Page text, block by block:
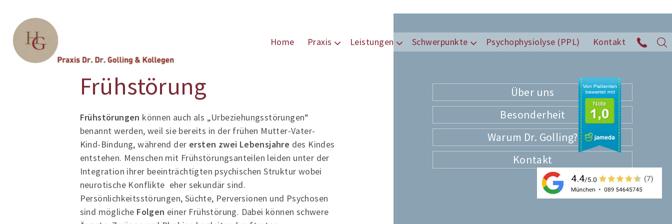
Home Praxis Leistungen Schwerpunkte Psychophysiolyse (PPL) Kontakt
Frühstörung
Frühstörungen können auch als „Urbeziehungsstörungen“
benannt werden, weil sie bereits in der frühen Mutter-Vater-
Kind-Bindung, während der ersten zwei Lebensjahre des Kindes
entstehen. Menschen mit Frühstörungsanteilen leiden unter der
Integration ihrer beeinträchtigten psychischen Struktur wobei
neurotische Konflikte eher sekundär sind.
Persönlichkeitsstörungen, Süchte, Perversionen und Psychosen
sind mögliche Folgen einer Frühstörung. Dabei können schwere
Über uns
Besonderheit
Warum Dr. Golling?
Kontakt